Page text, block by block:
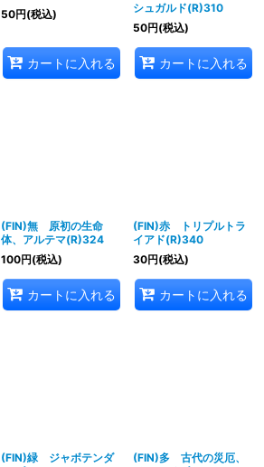
50円(税込)
カートに入れる
シュガルド(R)310
50円(税込)
カートに入れる
(FIN)無 原初の生命
体、アルテマ(R)324
100円(税込)
カートに入れる
(FIN)赤 トリプルトラ
イアド(R)340
30円(税込)
カートに入れる
(FIN)緑 ジャボテンダ
(FIN)多 古代の災厄、